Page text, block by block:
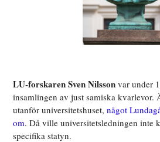
LU-forskaren Sven Nilsson var under
insamlingen av just samiska kvarlevor.
utanför universitetshuset,något
om. Då ville universitetsledningen inte
specifika statyn.